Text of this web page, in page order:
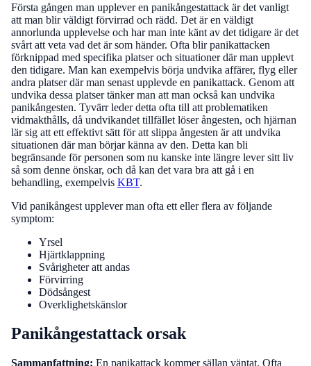
Första gången man upplever en panikångestattack är det vanligt
att man blir väldigt förvirrad och rädd. Det är en väldigt
annorlunda upplevelse och har man inte känt av det tidigare är det
svårt att veta vad det är som händer. Ofta blir panikattacken
förknippad med specifika platser och situationer där man upplevt
den tidigare. Man kan exempelvis börja undvika affärer, flyg eller
andra platser där man senast upplevde en panikattack. Genom att
undvika dessa platser tänker man att man också kan undvika
panikångesten. Tyvärr leder detta ofta till att problematiken
vidmakthålls, då undvikandet tillfället löser ångesten, och hjärnan
lär sig att ett effektivt sätt för att slippa ångesten är att undvika
situationen där man börjar känna av den. Detta kan bli
begränsande för personen som nu kanske inte längre lever sitt liv
så som denne önskar, och då kan det vara bra att gå i en
behandling, exempelvis KBT.
Vid panikångest upplever man ofta ett eller flera av följande
symptom:
Yrsel
Hjärtklappning
Svårigheter att andas
Förvirring
Dödsångest
Overklighetskänslor
Panikångestattack orsak
Sammanfattning: En panikattack kommer sällan väntat. Ofta